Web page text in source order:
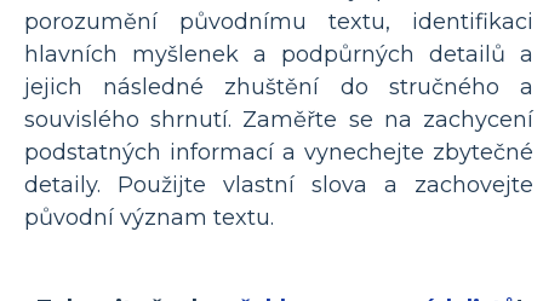
porozumění původnímu textu, identifikaci
hlavních myšlenek a podpůrných detailů a
jejich následné zhuštění do stručného a
souvislého shrnutí. Zaměřte se na zachycení
podstatných informací a vynechejte zbytečné
detaily. Použijte vlastní slova a zachovejte
původní význam textu.